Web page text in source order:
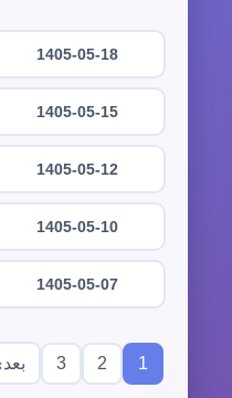
1405-05-18
1405-05-15
1405-05-12
1405-05-10
1405-05-07
1
2
3